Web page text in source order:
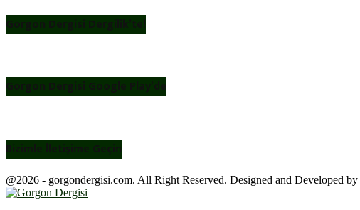
Gorgon Dergisi Dergilik’te!
Gorgon Dergisi Google Play’de
Bizimle İletişime Geçin
@2026 - gorgondergisi.com. All Right Reserved. Designed and Developed by